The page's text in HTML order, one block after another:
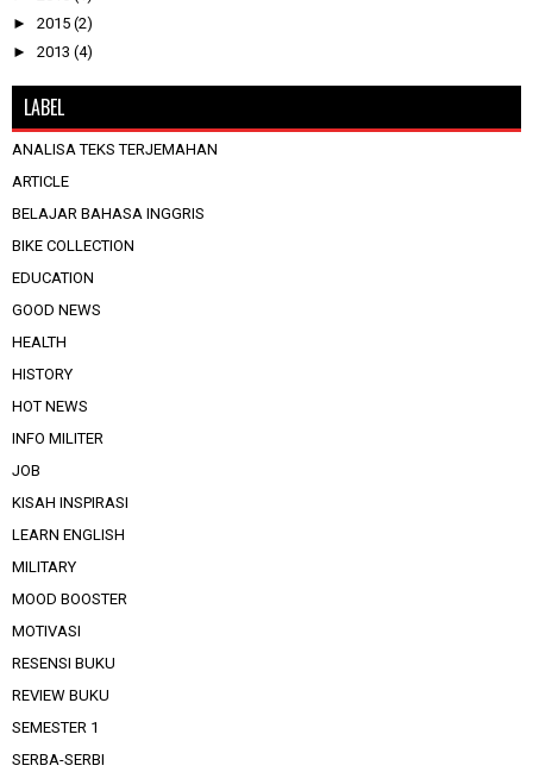
► 2015 (2)
► 2013 (4)
LABEL
ANALISA TEKS TERJEMAHAN
ARTICLE
BELAJAR BAHASA INGGRIS
BIKE COLLECTION
EDUCATION
GOOD NEWS
HEALTH
HISTORY
HOT NEWS
INFO MILITER
JOB
KISAH INSPIRASI
LEARN ENGLISH
MILITARY
MOOD BOOSTER
MOTIVASI
RESENSI BUKU
REVIEW BUKU
SEMESTER 1
SERBA-SERBI